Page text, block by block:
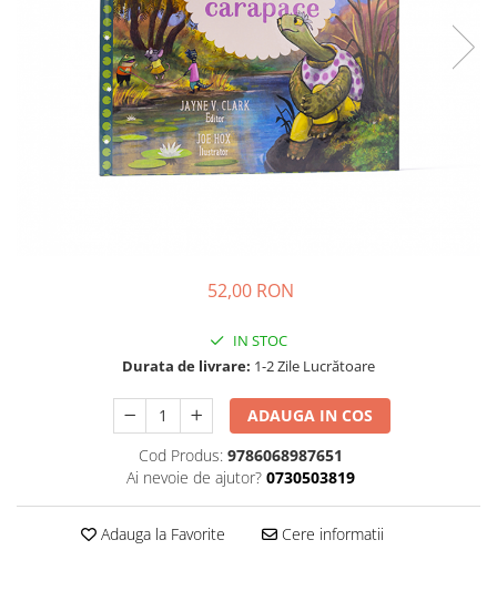
Prietenie, Logodnă și Căsătorie
Cărți de Colorat
Închinare prin Muzică
Devoționale/Meditații Biblice
52,00 RON
IN STOC
Durata de livrare: 1-2 Zile Lucrătoare
ADAUGA IN COS
Cod Produs: 9786068987651
Ai nevoie de ajutor? 0730503819
Adauga la Favorite Cere informatii